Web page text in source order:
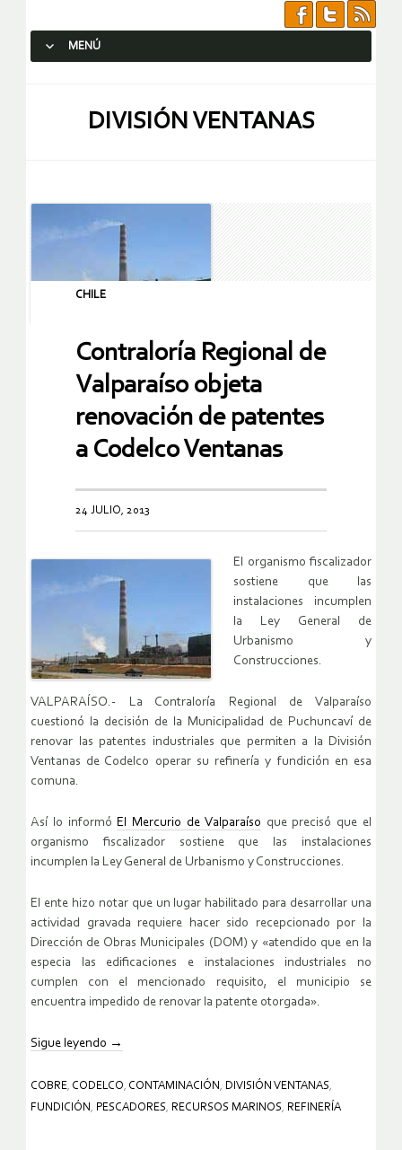
MENÚ
DIVISIÓN VENTANAS
CHILE
Contraloría Regional de
Valparaíso objeta
renovación de patentes
a Codelco Ventanas
24 JULIO, 2013
El organismo fiscalizador
sostiene que las
instalaciones incumplen
la Ley General de
Urbanismo y
Construcciones.
VALPARAÍSO.- La Contraloría Regional de Valparaíso
cuestionó la decisión de la Municipalidad de Puchuncaví de
renovar las patentes industriales que permiten a la División
Ventanas de Codelco operar su refinería y fundición en esa
comuna.
Así lo informó El Mercurio de Valparaíso que precisó que el
organismo fiscalizador sostiene que las instalaciones
incumplen la Ley General de Urbanismo y Construcciones.
El ente hizo notar que un lugar habilitado para desarrollar una
actividad gravada requiere hacer sido recepcionado por la
Dirección de Obras Municipales (DOM) y «atendido que en la
especia las edificaciones e instalaciones industriales no
cumplen con el mencionado requisito, el municipio se
encuentra impedido de renovar la patente otorgada».
Sigue leyendo →
COBRE, CODELCO, CONTAMINACIÓN , DIVISIÓN VENTANAS,
FUNDICIÓN , PESCADORES, RECURSOS MARINOS, REFINERÍA